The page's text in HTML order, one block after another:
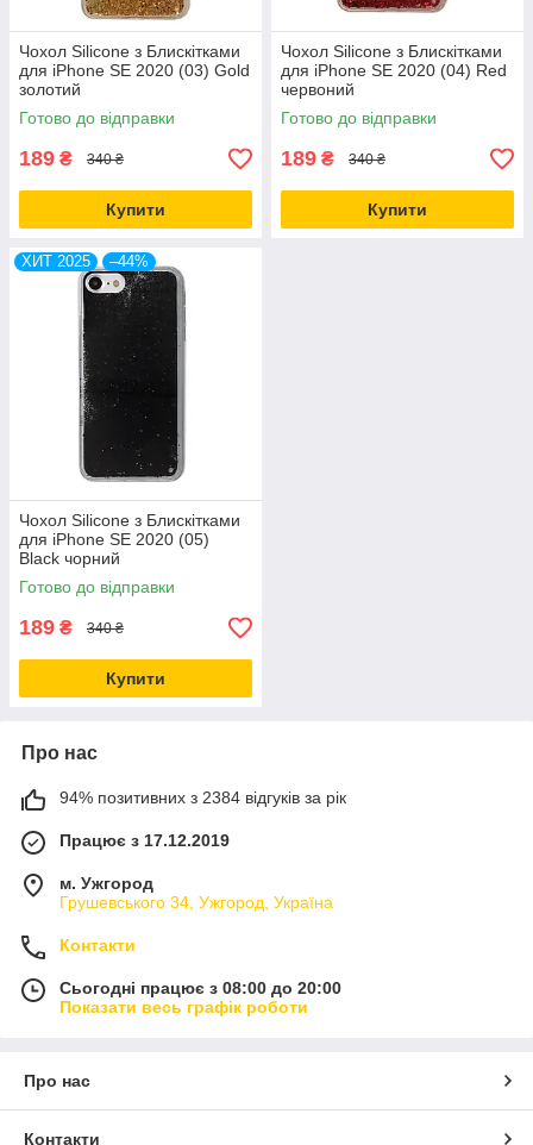
Чохол Silicone з Блискітками
для iPhone SE 2020 (03) Gold
золотий
Готово до відправки
189 ₴ 340 ₴
Купити
Чохол Silicone з Блискітками
для iPhone SE 2020 (04) Red
червоний
Готово до відправки
189 ₴ 340 ₴
Купити
ХИТ 2025 –44%
Чохол Silicone з Блискітками
для iPhone SE 2020 (05)
Black чорний
Готово до відправки
189 ₴ 340 ₴
Купити
Про нас
94% позитивних з 2384 відгуків за рік
Працює з 17.12.2019
м. Ужгород
Грушевського 34, Ужгород, Україна
Контакти
Сьогодні працює з 08:00 до 20:00
Показати весь графік роботи
Про нас
Контакти